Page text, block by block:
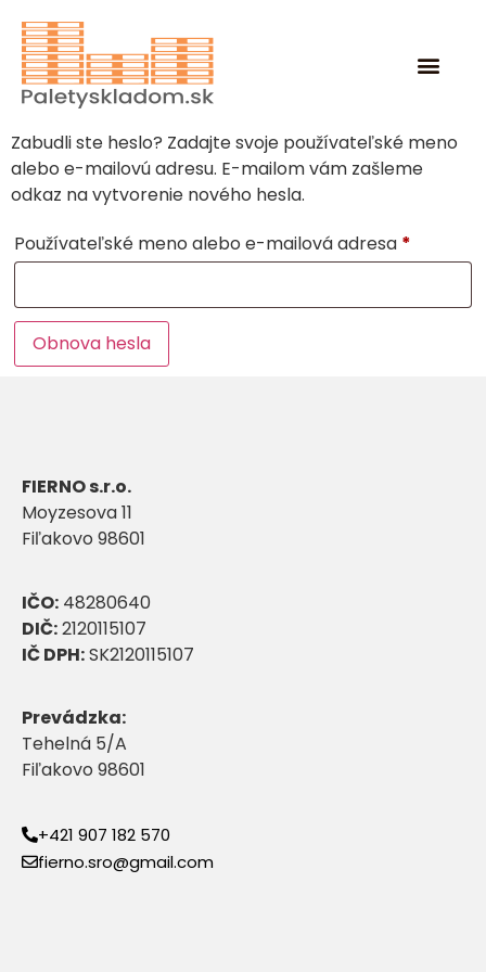
Zabudli ste heslo? Zadajte svoje používateľské meno
alebo e-mailovú adresu. E-mailom vám zašleme
odkaz na vytvorenie nového hesla.
Používateľské meno alebo e-mailová adresa *
Obnova hesla
FIERNO s.r.o.
Moyzesova 11
Fiľakovo 98601
IČO: 48280640
DIČ:2120115107
IČ DPH:SK2120115107
Prevádzka:
Tehelná 5/A
Fiľakovo 98601
+421 907 182 570
fierno.sro@gmail.com